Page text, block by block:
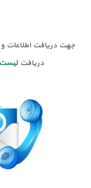
جهت دریافت اطلاعات و
دریافت